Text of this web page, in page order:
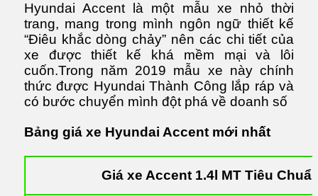
Hyundai Accent là một mẫu xe nhỏ thời
trang, mang trong mình ngôn ngữ thiết kế
“Điêu khắc dòng chảy” nên các chi tiết của
xe được thiết kế khá mềm mại và lôi
cuốn.Trong năm 2019 mẫu xe này chính
thức được Hyundai Thành Công lắp ráp và
có bước chuyển mình đột phá về doanh số
Bảng giá xe Hyundai Accent mới nhất
Giá xe Accent 1.4l MT Tiêu